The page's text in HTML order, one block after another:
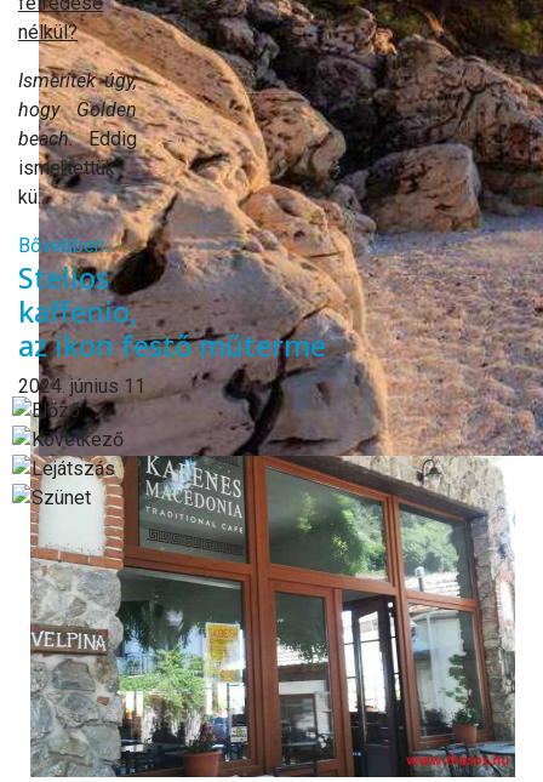
nélkül?
Ismeritek úgy,
hogy Golden
beach.Eddig
ismertettük
kü...
Bővebben...
Stelios
kaffenio,
az ikon festő műterme
2024. június 11